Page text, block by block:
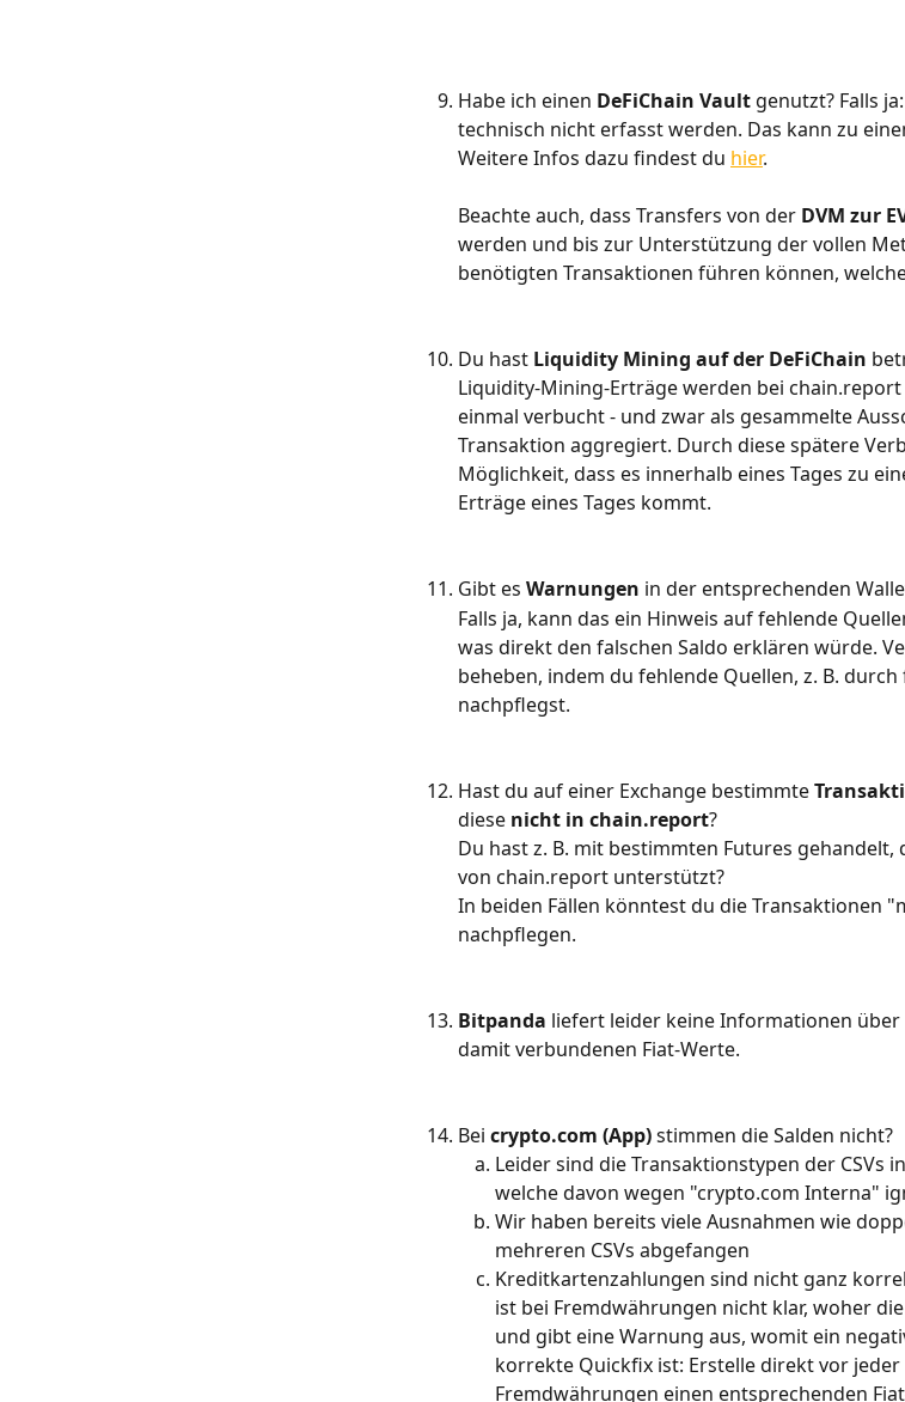
Habe ich einen DeFiChain Vault genutzt? Falls
technisch nicht erfasst werden. Das kann zu
Weitere Infos dazu findest du hier.
Beachte auch, dass Transfers von der DVM zur
werden und bis zur Unterstützung der vollen
benötigten Transaktionen führen können,
Du hast Liquidity Mining auf der DeFiChain
Liquidity-Mining-Erträge werden bei chain.report
einmal verbucht - und zwar als gesammelte
Transaktion aggregiert. Durch diese spätere
Möglichkeit, dass es innerhalb eines Tages zu
Erträge eines Tages kommt.
Gibt es Warnungen in der entsprechenden
Falls ja, kann das ein Hinweis auf fehlende
was direkt den falschen Saldo erklären würde.
beheben, indem du fehlende Quellen, z. B.
nachpflegst.
Hast du auf einer Exchange bestimmte
diese nicht in chain.report?
Du hast z. B. mit bestimmten Futures gehandelt,
von chain.report unterstützt?
In beiden Fällen könntest du die Transaktionen
nachpflegen.
Bitpanda liefert leider keine Informationen
damit verbundenen Fiat-Werte.
Bei crypto.com (App) stimmen die Salden nicht?
Leider sind die Transaktionstypen der CSVs
welche davon wegen "crypto.com Interna"
Wir haben bereits viele Ausnahmen wie
mehreren CSVs abgefangen
Kreditkartenzahlungen sind nicht ganz
ist bei Fremdwährungen nicht klar, woher
und gibt eine Warnung aus, womit ein
korrekte Quickfix ist: Erstelle direkt vor
Fremdwährungen einen entsprechenden